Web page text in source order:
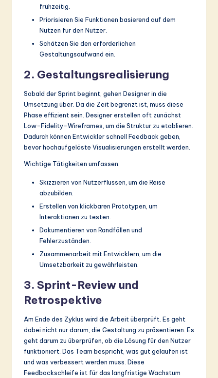
frühzeitig.
Priorisieren Sie Funktionen basierend auf dem
Nutzen für den Nutzer.
Schätzen Sie den erforderlichen
Gestaltungsaufwand ein.
2. Gestaltungsrealisierung
Sobald der Sprint beginnt, gehen Designer in die
Umsetzung über. Da die Zeit begrenzt ist, muss diese
Phase effizient sein. Designer erstellen oft zunächst
Low-Fidelity-Wireframes, um die Struktur zu etablieren.
Dadurch können Entwickler schnell Feedback geben,
bevor hochaufgelöste Visualisierungen erstellt werden.
Wichtige Tätigkeiten umfassen:
Skizzieren von Nutzerflüssen, um die Reise
abzubilden.
Erstellen von klickbaren Prototypen, um
Interaktionen zu testen.
Dokumentieren von Randfällen und
Fehlerzuständen.
Zusammenarbeit mit Entwicklern, um die
Umsetzbarkeit zu gewährleisten.
3. Sprint-Review und
Retrospektive
Am Ende des Zyklus wird die Arbeit überprüft. Es geht
dabei nicht nur darum, die Gestaltung zu präsentieren. Es
geht darum zu überprüfen, ob die Lösung für den Nutzer
funktioniert. Das Team bespricht, was gut gelaufen ist
und was verbessert werden muss. Diese
Feedbackschleife ist für das langfristige Wachstum